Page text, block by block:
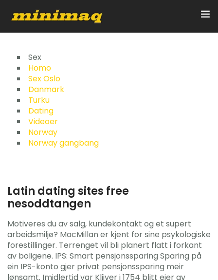
Inicio
Servicios
Implementos
Control Remoto/GPS
Sex
Homo
Sex Oslo
Danmark
Turku
Dating
Videoer
Norway
Norway gangbang
Latin dating sites free
nesoddtangen
Motiveres du av salg, kundekontakt og et supert
arbeidsmiljø? MacMillan er kjent for sine psykologiske
forestillinger. Terrenget vil bli planert flatt i forkant
av boligene. IPS: Smart pensjonssparing Sparing på
ein IPS-konto gjer privat pensjonssparing meir
lønsamt. Imidlertid var Kliiver i 1754 blitt eier av